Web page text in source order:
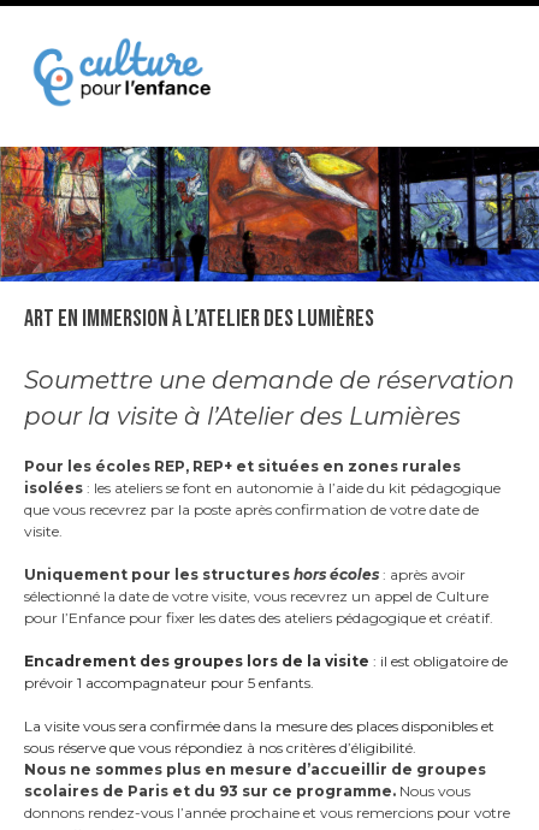
Skip
content
Art en immersion à l’Atelier des Lumières
Soumettre une demande de réservation
pour la visite à l’Atelier des Lumières
Pour les écoles REP, REP+ et situées en zones rurales
isolées : les ateliers se font en autonomie à l’aide du kit pédagogique
que vous recevrez par la poste après confirmation de votre date de
visite.
Uniquement pour les structures hors écoles : après avoir
sélectionné la date de votre visite, vous recevrez un appel de Culture
pour l’Enfance pour fixer les dates des ateliers pédagogique et créatif.
Encadrement des groupes lors de la visite : il est obligatoire de
prévoir 1 accompagnateur pour 5 enfants.
La visite vous sera confirmée dans la mesure des places disponibles et
sous réserve que vous répondiez à nos critères d’éligibilité.
Nous ne sommes plus en mesure d’accueillir de groupes
scolaires de Paris et du 93 sur ce programme. Nous vous
donnons rendez-vous l’année prochaine et vous remercions pour votre